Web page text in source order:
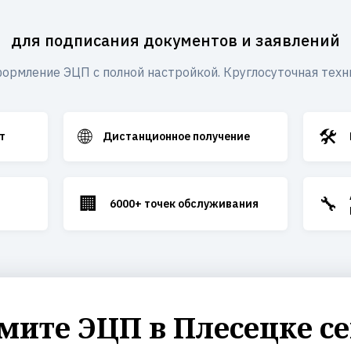
для подписания документов и заявлений
ЭЦП с полной настройкой. Круглосуточная
🌐 Дистанционное получение 🛠️
🏢 6000+ точек обслуживания 🔧
ЭЦП в Плесецке